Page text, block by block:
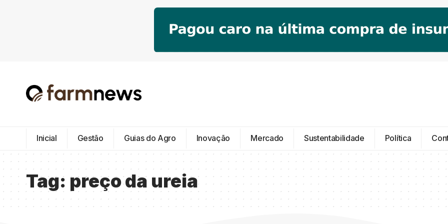
Inicial Gestão Guias do Agro Inovação Mercado Sustentabilidade Política
Tag: preço da ureia